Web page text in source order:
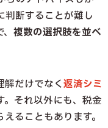
判断することが難し
複数の選択肢を並べ
解だけでなく返済シミ
。それ以外にも、税金
ることもあります。